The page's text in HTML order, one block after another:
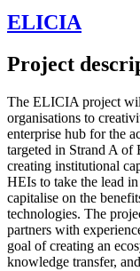
ELICIA
Project
The ELICIA project
organisations to
enterprise hub for the
targeted in Strand A
creating institutional
HEIs to take the lead
capitalise on the
technologies. The
partners with
goal of creating an
knowledge transfer,